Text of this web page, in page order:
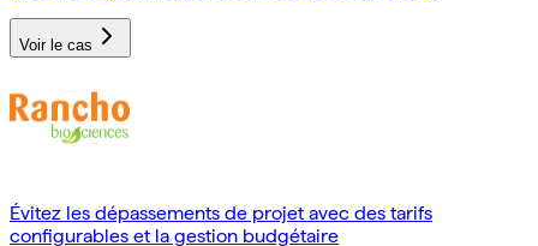
Voir le cas
Évitez les dépassements de projet avec des tarifs
configurables et la gestion budgétaire